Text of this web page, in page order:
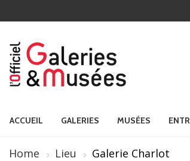
ACCUEIL GALERIES MUSÉES
Home Lieu Galerie Charlot